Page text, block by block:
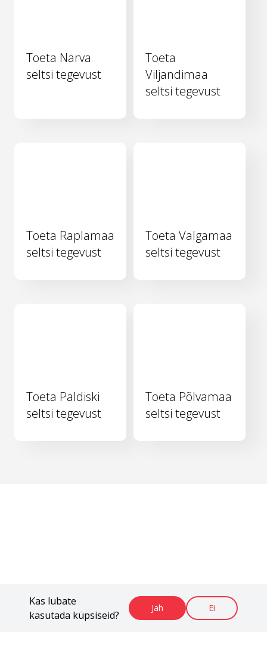
Kas lubate
kasutada küpsiseid?
Jah Ei
Toeta Narva
seltsi tegevust
Toeta
Viljandimaa
seltsi tegevust
Toeta Raplamaa
seltsi tegevust
Toeta Valgamaa
seltsi tegevust
Toeta Paldiski
seltsi tegevust
Toeta Põlvamaa
seltsi tegevust